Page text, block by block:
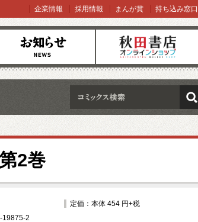
らせ オンラインショップ
企業情報 採用情報 まんが賞 持ち込み窓口
検
2巻
定価：本体 454 円+税
19875-2